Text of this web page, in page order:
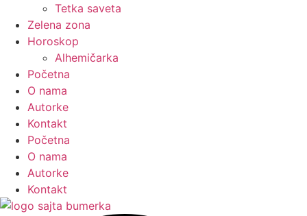
Tetka saveta
Zelena zona
Horoskop
Alhemičarka
Početna
O nama
Autorke
Kontakt
Početna
O nama
Autorke
Kontakt